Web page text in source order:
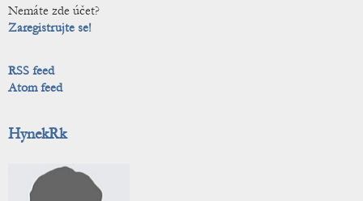
Nemáte zde účet?
Zaregistrujte se!
RSS feed
Atom feed
HynekRk